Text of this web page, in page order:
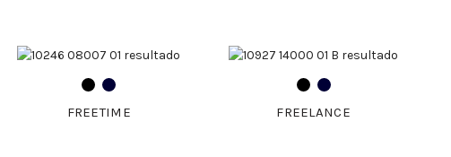
FREETIME FREELANCE